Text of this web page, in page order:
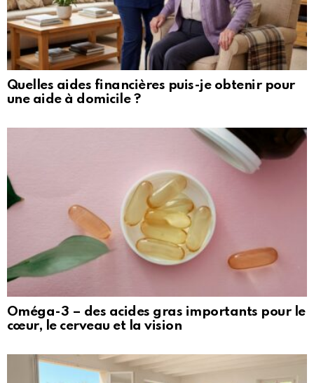
Quelles aides financières puis-je obtenir pour
une aide à domicile ?
Oméga-3 – des acides gras importants pour le
cœur, le cerveau et la vision